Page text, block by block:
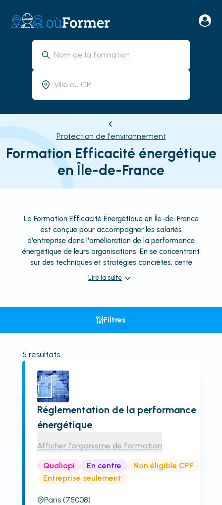
Protection de l'environnement
Formation Efficacité énergétique
en Île-de-France
La Formation Efficacité Énergétique en Île-de-France
est conçue pour accompagner les salariés
d'entreprise dans l'amélioration de la performance
énergétique de leurs organisations. En se concentrant
sur des techniques et stratégies concrètes, cette
Lire la suite
Filtres
5 résultats
Réglementation de la performance
énergétique
Afficher l'organisme de formation
Qualiopi En centre
Non éligible CPF
Entreprise seulement
Paris (75008)